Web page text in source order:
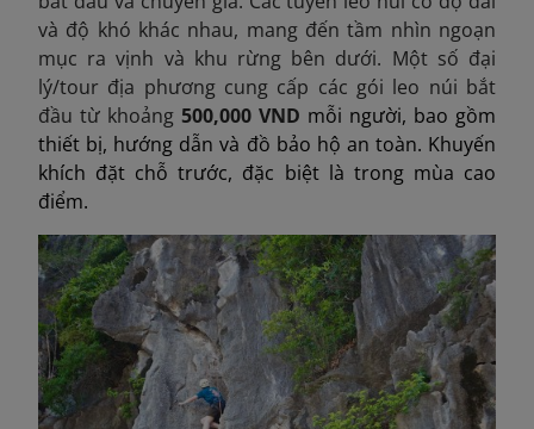
và độ khó khác nhau, mang đến tầm nhìn ngoạn
mục ra vịnh và khu rừng bên dưới. Một số đại
lý/tour địa phương cung cấp các gói leo núi bắt
đầu từ khoảng 500,000 VND mỗi người, bao gồm
thiết bị, hướng dẫn và đồ bảo hộ an toàn. Khuyến
khích đặt chỗ trước, đặc biệt là trong mùa cao
điểm.